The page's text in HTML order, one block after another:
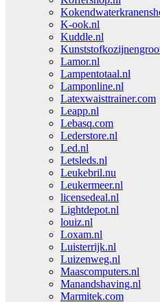
K-ook.nl
Kuddle.nl
Lamor.nl
Lampentotaal.nl
Lamponline.nl
Latexwaisttrainer.com
Leapp.nl
Lebasq.com
Lederstore.nl
Led.nl
Letsleds.nl
Leukebril.nu
Leukermeer.nl
licensedeal.nl
Lightdepot.nl
louiz.nl
Loxam.nl
Luisterrijk.nl
Luizenweg.nl
Maascomputers.nl
Manandshaving.nl
Marmitek.com